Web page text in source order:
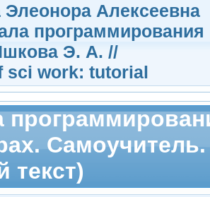
Алексеевна
программирования
Э. А. //
sci work: tutorial
Самоучитель.
текст)